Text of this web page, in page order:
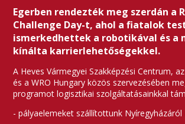
Egerben rendezték meg szerdán a
Challenge Day-t, ahol a fiatalok
ismerkedhettek a robotikával és a
kínálta karrierlehetőségekkel.
A Heves Vármegyei Szakképzési Centrum,
és a WRO Hungary közös szervezésében
programot logisztikai szolgáltatásainkkal
- pályaelemeket szállítottunk Nyíregyházáról